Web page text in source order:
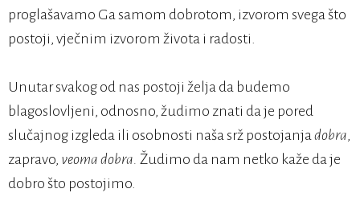
proglašavamo Ga samom dobrotom, izvorom svega što
postoji, vječnim izvorom života i radosti.
Unutar svakog od nas postoji želja da budemo
blagoslovljeni, odnosno, žudimo znati da je pored
slučajnog izgleda ili osobnosti naša srž postojanjadobra,
zapravo, veoma dobra. Žudimo da nam netko kaže da je
dobro što postojimo.